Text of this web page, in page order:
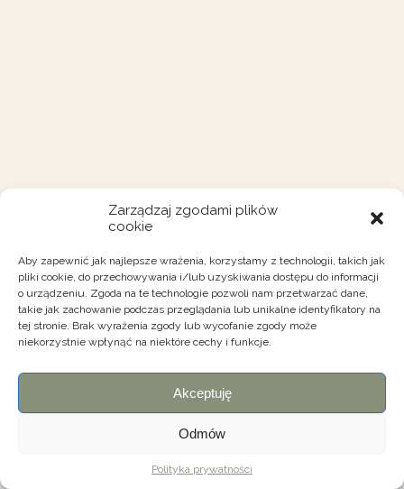
Zarządzaj zgodami plików
cookie
Aby zapewnić jak najlepsze wrażenia, korzystamy z technologii, takich jak
pliki cookie, do przechowywania i/lub uzyskiwania dostępu do informacji
o urządzeniu. Zgoda na te technologie pozwoli nam przetwarzać dane,
takie jak zachowanie podczas przeglądania lub unikalne identyfikatory na
tej stronie. Brak wyrażenia zgody lub wycofanie zgody może
niekorzystnie wpłynąć na niektóre cechy i funkcje.
Akceptuję
Odmów
Polityka prywatności